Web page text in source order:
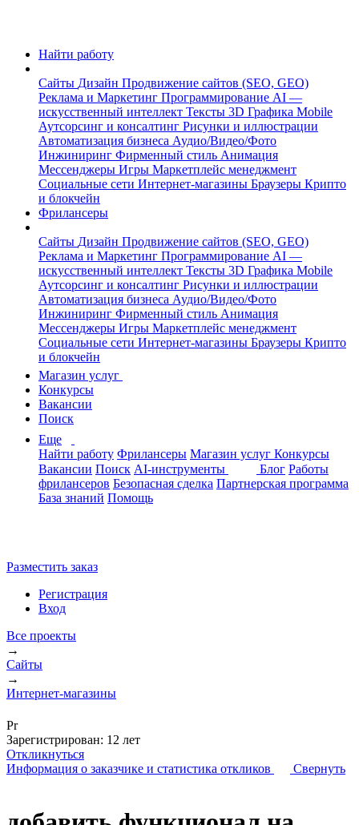
Найти работу
Сайты Дизайн Продвижение сайтов (SEO, GEO)
Реклама и Маркетинг Программирование AI —
искусственный интеллект Тексты 3D Графика Mobile
Аутсорсинг и консалтинг Рисунки и иллюстрации
Автоматизация бизнеса Аудио/Видео/Фото
Инжиниринг Фирменный стиль Анимация
Мессенджеры Игры Маркетплейс менеджмент
Социальные сети Интернет-магазины Браузеры Крипто
и блокчейн
Фрилансеры
Сайты Дизайн Продвижение сайтов (SEO, GEO)
Реклама и Маркетинг Программирование AI —
искусственный интеллект Тексты 3D Графика Mobile
Аутсорсинг и консалтинг Рисунки и иллюстрации
Автоматизация бизнеса Аудио/Видео/Фото
Инжиниринг Фирменный стиль Анимация
Мессенджеры Игры Маркетплейс менеджмент
Социальные сети Интернет-магазины Браузеры Крипто
и блокчейн
Магазин услуг
Конкурсы
Вакансии
Поиск
Еще
Найти работу Фрилансеры Магазин услуг Конкурсы
Вакансии Поиск AI-инструменты Блог Работы
фрилансеров Безопасная сделка Партнерская программа
База знаний Помощь
Разместить заказ
Регистрация
Вход
Все проекты
→
Сайты
→
Интернет-магазины
Pr
Зарегистрирован: 12 лет
Откликнуться
Информация о заказчике и статистика откликов Свернуть